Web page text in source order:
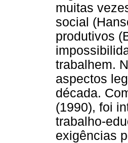
muitas
social
produtivos
trabalhem.
aspectos
década.
(1990), foi
trabalho-
exigências